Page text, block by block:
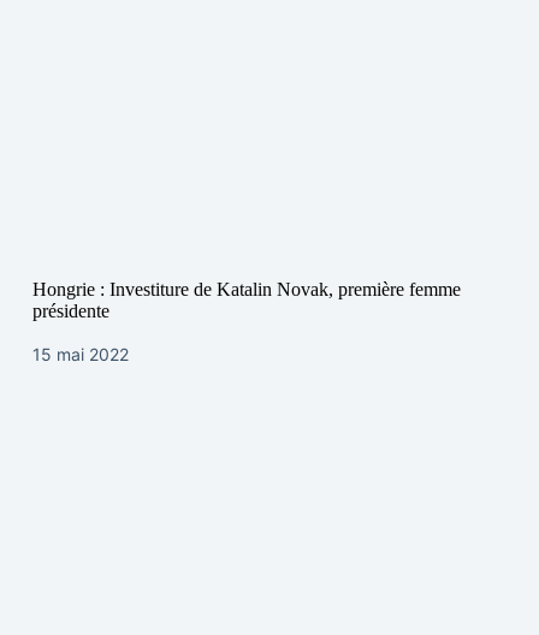
Hongrie : Investiture de Katalin Novak, première femme
présidente
15 mai 2022